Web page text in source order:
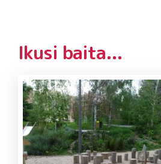
Ikusi baita...